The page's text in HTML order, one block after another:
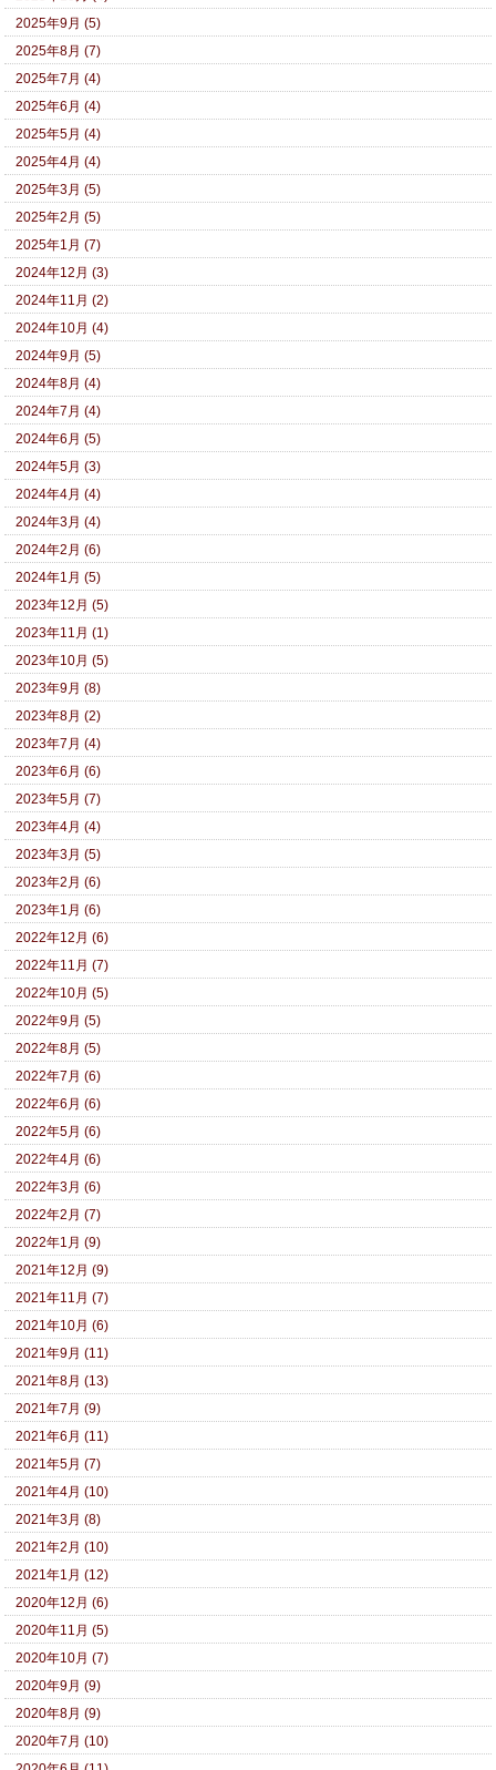
2025年9月 (5)
2025年8月 (7)
2025年7月 (4)
2025年6月 (4)
2025年5月 (4)
2025年4月 (4)
2025年3月 (5)
2025年2月 (5)
2025年1月 (7)
2024年12月 (3)
2024年11月 (2)
2024年10月 (4)
2024年9月 (5)
2024年8月 (4)
2024年7月 (4)
2024年6月 (5)
2024年5月 (3)
2024年4月 (4)
2024年3月 (4)
2024年2月 (6)
2024年1月 (5)
2023年12月 (5)
2023年11月 (1)
2023年10月 (5)
2023年9月 (8)
2023年8月 (2)
2023年7月 (4)
2023年6月 (6)
2023年5月 (7)
2023年4月 (4)
2023年3月 (5)
2023年2月 (6)
2023年1月 (6)
2022年12月 (6)
2022年11月 (7)
2022年10月 (5)
2022年9月 (5)
2022年8月 (5)
2022年7月 (6)
2022年6月 (6)
2022年5月 (6)
2022年4月 (6)
2022年3月 (6)
2022年2月 (7)
2022年1月 (9)
2021年12月 (9)
2021年11月 (7)
2021年10月 (6)
2021年9月 (11)
2021年8月 (13)
2021年7月 (9)
2021年6月 (11)
2021年5月 (7)
2021年4月 (10)
2021年3月 (8)
2021年2月 (10)
2021年1月 (12)
2020年12月 (6)
2020年11月 (5)
2020年10月 (7)
2020年9月 (9)
2020年8月 (9)
2020年7月 (10)